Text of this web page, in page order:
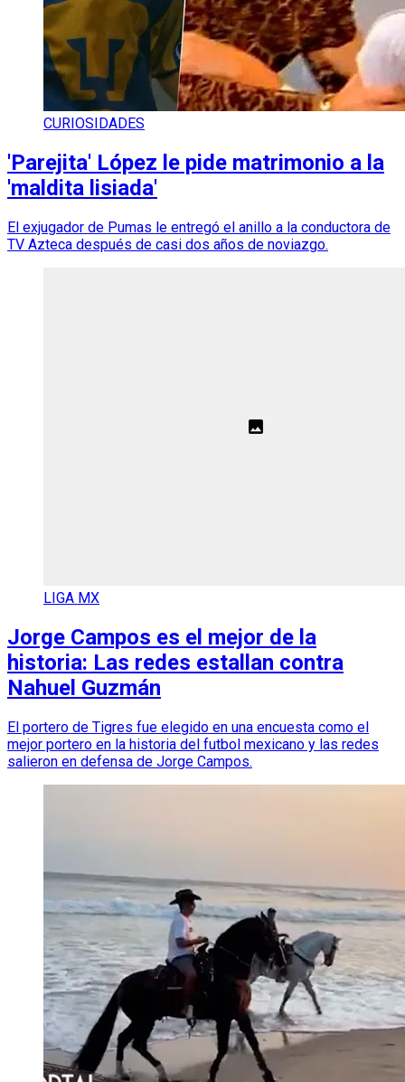
CURIOSIDADES
'Parejita' López le pide matrimonio a la
'maldita lisiada'
El exjugador de Pumas le entregó el anillo a la conductora de
TV Azteca después de casi dos años de noviazgo.
LIGA MX
Jorge Campos es el mejor de la
historia: Las redes estallan contra
Nahuel Guzmán
El portero de Tigres fue elegido en una encuesta como el
mejor portero en la historia del futbol mexicano y las redes
salieron en defensa de Jorge Campos.